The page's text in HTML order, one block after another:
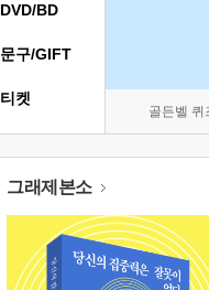
골든벨 퀴
DVD/BD
문구/GIFT
티켓
그래제본소